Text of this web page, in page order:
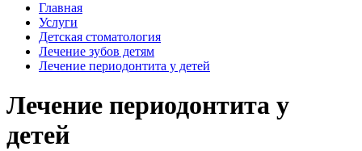
Главная
Услуги
Детская стоматология
Лечение зубов детям
Лечение периодонтита у детей
Лечение периодонтита у
детей